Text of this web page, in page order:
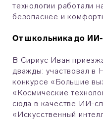
технологии работали
безопаснее и
От школьника до
В Сириус Иван
дважды: участвовал в
конкурсе «Большие
«Космические
сюда в качестве ИИ-
«Искусственный